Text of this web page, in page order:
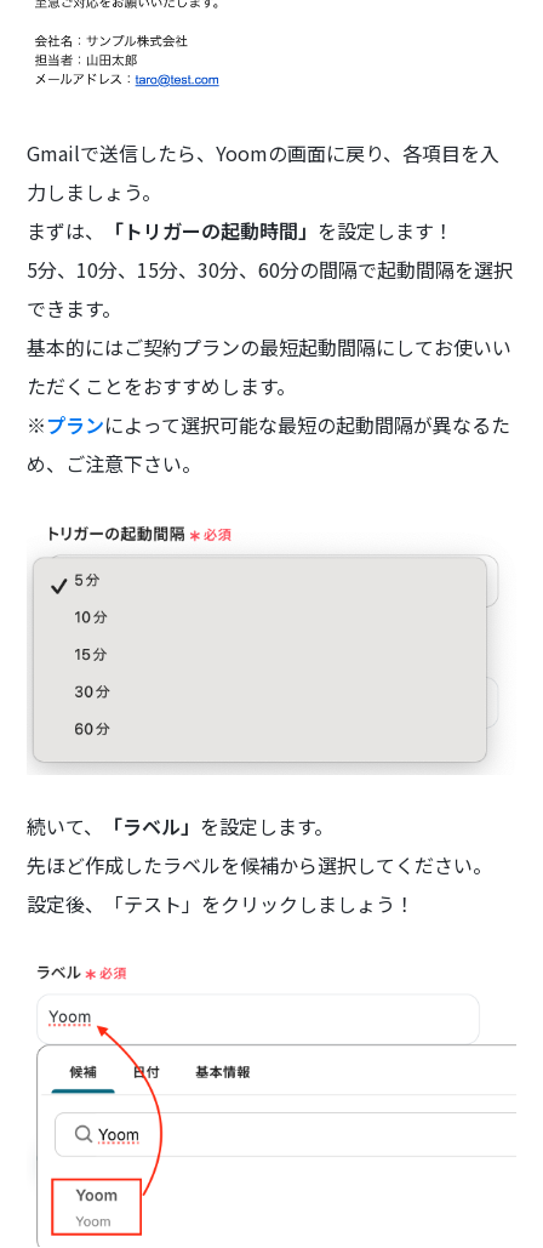
Gmailで送信したら、Yoomの画面に戻り、各項目を入
力しましょう。
まずは、
「トリガーの起動時間」 を設定します！
5分、10分、15分、30分、60分の間隔で起動間隔を選択
できます。
基本的にはご契約プランの最短起動間隔にしてお使いい
ただくことをおすすめします。
※プランによって選択可能な最短の起動間隔が異なるた
め、ご注意下さい。
続いて、 「ラベル」 を設定します。
先ほど作成したラベルを候補から選択してください。
設定後、「テスト」をクリックしましょう！